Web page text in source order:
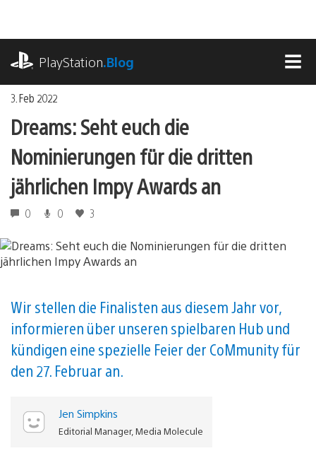
springen
PlayStation.Blog
3. Feb 2022
Dreams: Seht euch die
Nominierungen für die dritten
jährlichen Impy Awards an
0 0 3
Wir stellen die Finalisten aus diesem Jahr vor,
informieren über unseren spielbaren Hub und
kündigen eine spezielle Feier der CoMmunity für
den 27. Februar an.
Jen Simpkins
Editorial Manager, Media Molecule